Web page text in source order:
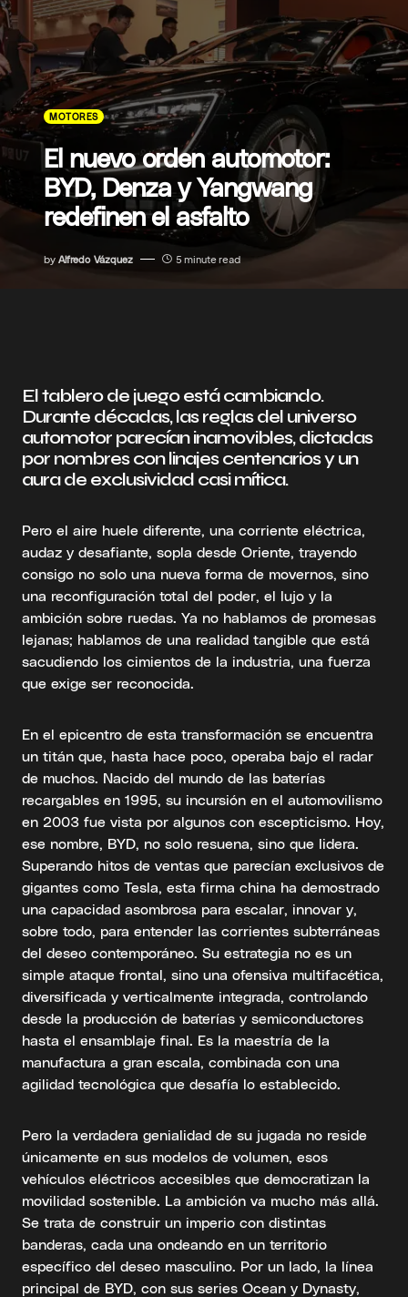
MOTORES
El nuevo orden automotor:
BYD, Denza y Yangwang
redefinen el asfalto
by Alfredo Vázquez 5 minute read
El tablero de juego está cambiando.
Durante décadas, las reglas del universo
automotor parecían inamovibles, dictadas
por nombres con linajes centenarios y un
aura de exclusividad casi mítica.
Pero el aire huele diferente, una corriente eléctrica,
audaz y desafiante, sopla desde Oriente, trayendo
consigo no solo una nueva forma de movernos, sino
una reconfiguración total del poder, el lujo y la
ambición sobre ruedas. Ya no hablamos de promesas
lejanas; hablamos de una realidad tangible que está
sacudiendo los cimientos de la industria, una fuerza
que exige ser reconocida.
En el epicentro de esta transformación se encuentra
un titán que, hasta hace poco, operaba bajo el radar
de muchos. Nacido del mundo de las baterías
recargables en 1995, su incursión en el automovilismo
en 2003 fue vista por algunos con escepticismo. Hoy,
ese nombre, BYD, no solo resuena, sino que lidera.
Superando hitos de ventas que parecían exclusivos de
gigantes como Tesla, esta firma china ha demostrado
una capacidad asombrosa para escalar, innovar y,
sobre todo, para entender las corrientes subterráneas
del deseo contemporáneo. Su estrategia no es un
simple ataque frontal, sino una ofensiva multifacética,
diversificada y verticalmente integrada, controlando
desde la producción de baterías y semiconductores
hasta el ensamblaje final. Es la maestría de la
manufactura a gran escala, combinada con una
agilidad tecnológica que desafía lo establecido.
Pero la verdadera genialidad de su jugada no reside
únicamente en sus modelos de volumen, esos
vehículos eléctricos accesibles que democratizan la
movilidad sostenible. La ambición va mucho más allá.
Se trata de construir un imperio con distintas
banderas, cada una ondeando en un territorio
específico del deseo masculino. Por un lado, la línea
principal de BYD, con sus series Ocean y Dynasty,